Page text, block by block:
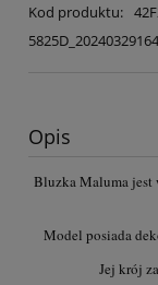
Kod produktu:
Opis
Bluzka Maluma jest
Model posiada
Jej krój